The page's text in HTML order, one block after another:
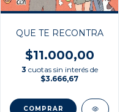
QUE TE RECONTRA
$11.000,00
3 cuotas sin interés de
$3.666,67